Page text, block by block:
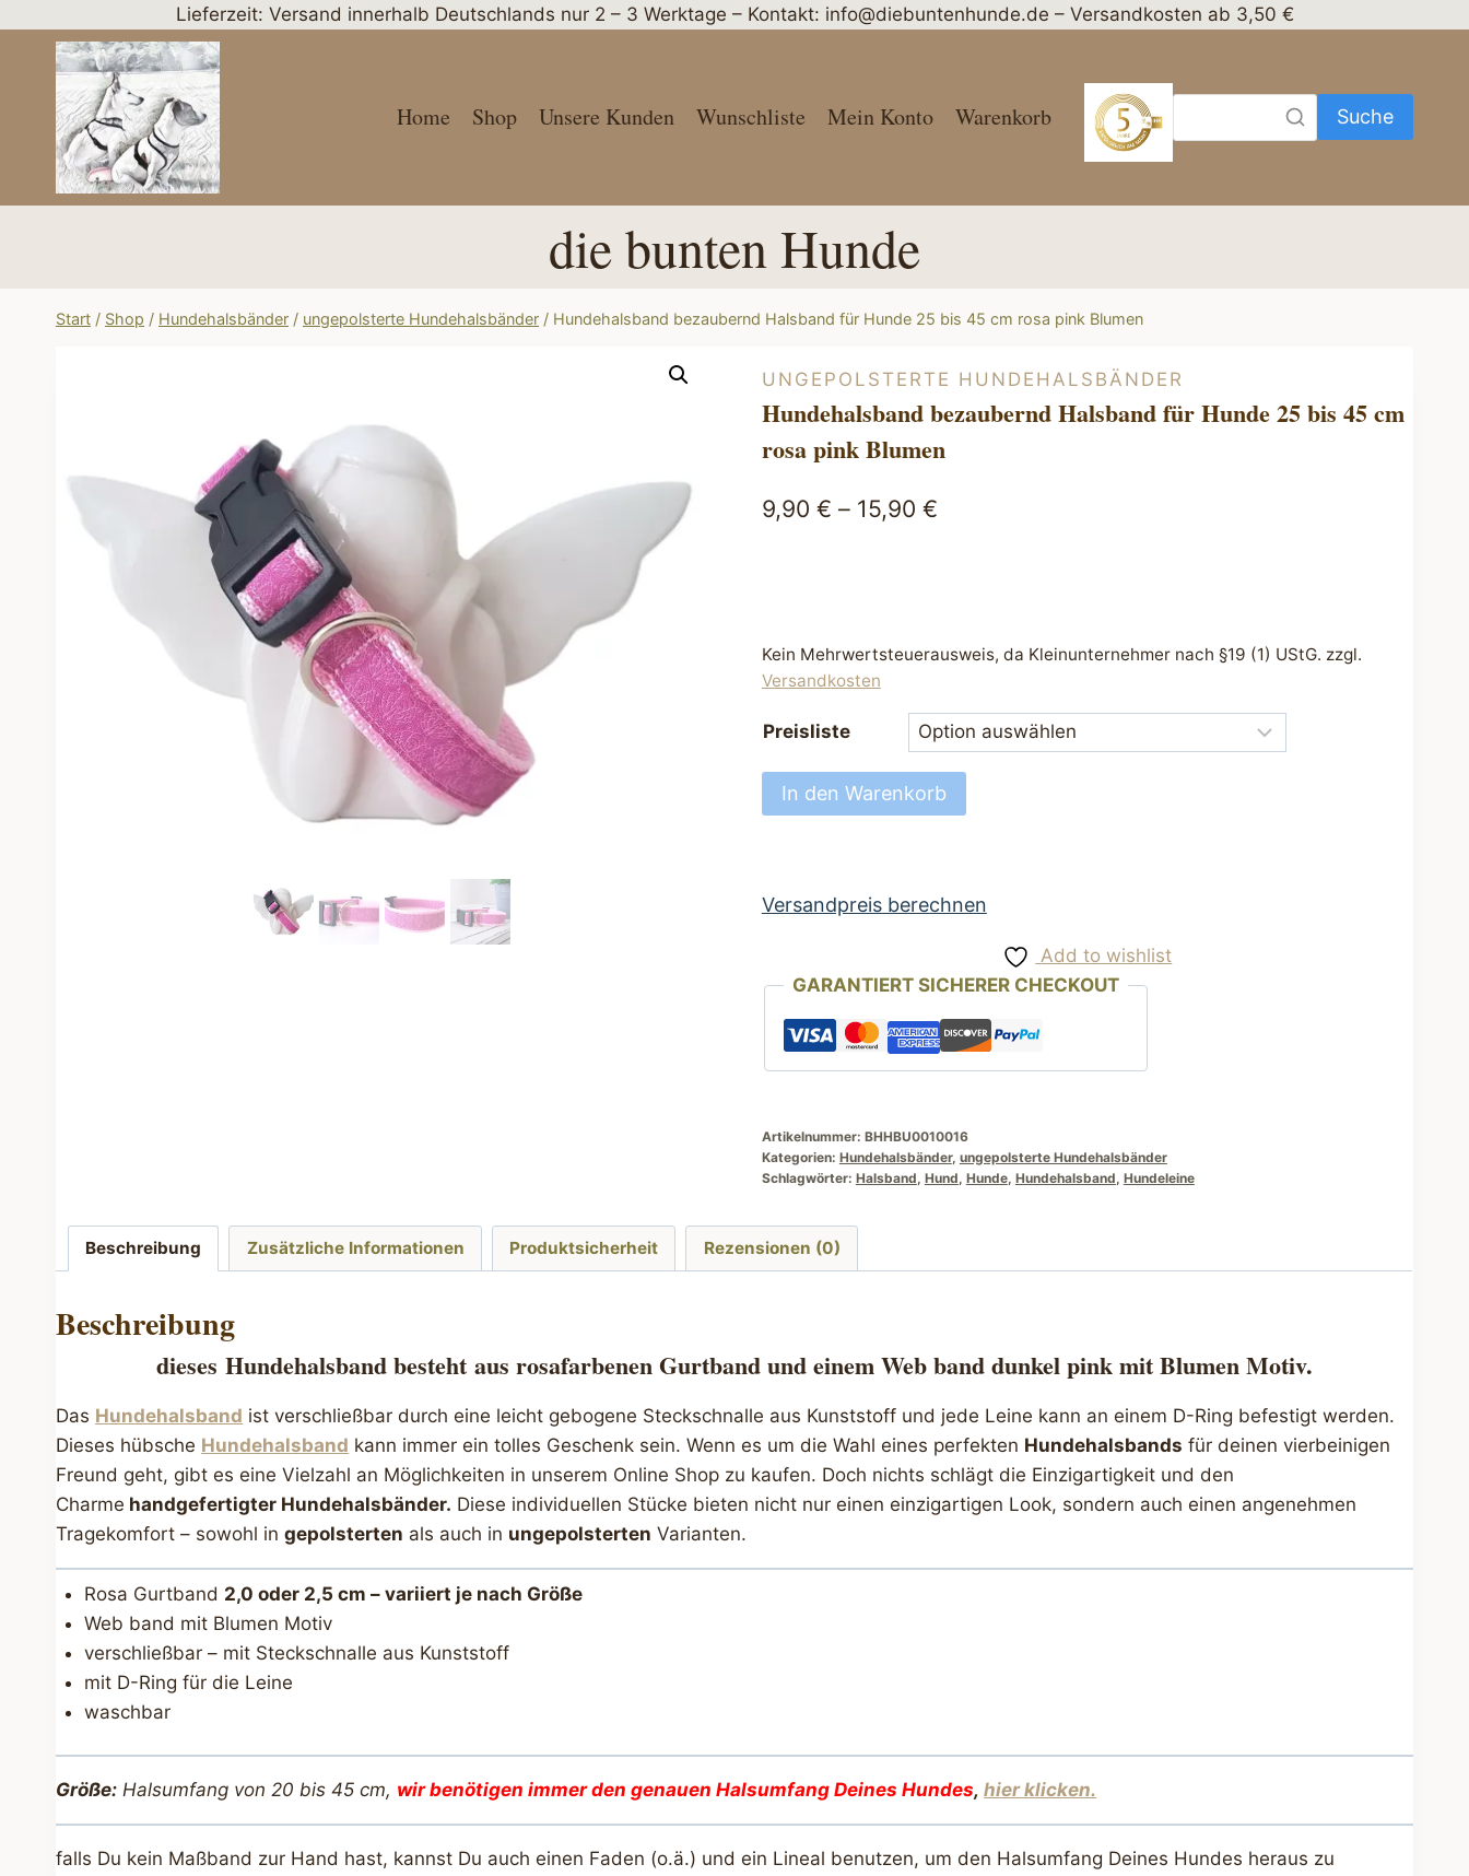
springen
Lieferzeit: Versand innerhalb Deutschlands nur 2 – 3 Werktage – Kontakt: info@diebuntenhunde.de – Versandkosten ab 3,50 €
Home Shop Unsere Kunden Wunschliste Mein Konto Warenkorb Suche
die bunten Hunde
Start / Shop / Hundehalsbänder / ungepolsterte Hundehalsbänder / Hundehalsband bezaubernd Halsband für Hunde 25 bis 45 cm rosa pink Blumen
UNGEPOLSTERTE HUNDEHALSBÄNDER
Hundehalsband bezaubernd Halsband für Hunde 25 bis 45 cm
rosa pink Blumen
9,90 € – 15,90 €
Kein Mehrwertsteuerausweis, da Kleinunternehmer nach §19 (1) UStG. zzgl.
Versandkosten
Preisliste
Hundehalsband
bezaubernd
Hunde
45
cm
rosa
Menge
In den Warenkorb
Versandpreis berechnen
Add to wishlist
GARANTIERT SICHERER CHECKOUT
Artikelnummer: BHHBU0010016
Kategorien: Hundehalsbänder, ungepolsterte Hundehalsbänder
Schlagwörter: Halsband, Hund, Hunde, Hundehalsband, Hundeleine
Beschreibung Zusätzliche Informationen Produktsicherheit Rezensionen (0)
Beschreibung
dieses Hundehalsband besteht aus rosafarbenen Gurtband und einem Web band dunkel pink mit Blumen Motiv.
Das Hundehalsband ist verschließbar durch eine leicht gebogene Steckschnalle aus Kunststoff und jede Leine kann an einem D-Ring befestigt werden.
Dieses hübsche Hundehalsband kann immer ein tolles Geschenk sein. Wenn es um die Wahl eines perfekten Hundehalsbands für deinen vierbeinigen
Freund geht, gibt es eine Vielzahl an Möglichkeiten in unserem Online Shop zu kaufen. Doch nichts schlägt die Einzigartigkeit und den
Charme handgefertigter Hundehalsbänder. Diese individuellen Stücke bieten nicht nur einen einzigartigen Look, sondern auch einen angenehmen
Tragekomfort – sowohl ingepolsterten als auch in ungepolsterten Varianten.
Rosa Gurtband 2,0 oder 2,5 cm – variiert je nach Größe
Web band mit Blumen Motiv
verschließbar – mit Steckschnalle aus Kunststoff
mit D-Ring für die Leine
waschbar
Größe: Halsumfang von 20 bis 45 cm, wir benötigen immer den genauen Halsumfang Deines Hundes,hier klicken.
falls Du kein Maßband zur Hand hast, kannst Du auch einen Faden (o.ä.) und ein Lineal benutzen, um den Halsumfang Deines Hundes heraus zu